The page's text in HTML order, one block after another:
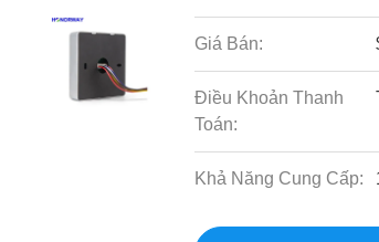
Giá Bán:
Điều Khoản Thanh
Toán:
Khả Năng Cung Cấp: